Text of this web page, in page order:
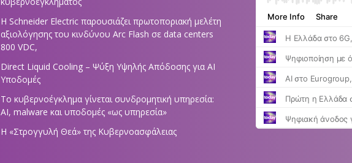
Η Schneider Electric παρουσιάζει πρωτοποριακή μελέτη
αξιολόγησης του κινδύνου Arc Flash σε data centers
800 VDC,
Direct Liquid Cooling – Ψύξη Υψηλής Απόδοσης για AI
Υποδομές
Το κυβερνοέγκλημα γίνεται συνδρομητική υπηρεσία:
AI, malware και υποδομές «ως υπηρεσία»
Η «Στρογγυλή Θεά» της Κυβερνοασφάλειας